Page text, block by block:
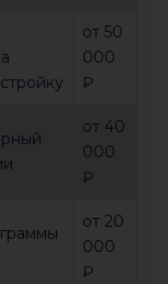
от 50
000
₽
от 40
000
₽
от 20
000
₽